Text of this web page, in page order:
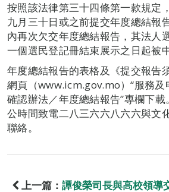
按照該法律第三十四條第一款規定
九月三十日或之前提交年度總結報
內再次欠交年度總結報告，其法人
一個選民登記冊結束展示之日起被中
年度總結報告的表格及《提交報告
網頁（www.icm.gov.mo）“服務及
確認辦法／年度總結報告”專欄下
公時間致電二八三六六八六六與文
聯絡。
上一篇： 譚俊榮司長與高校領